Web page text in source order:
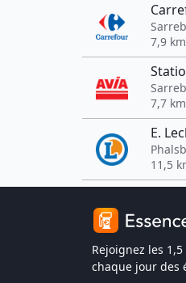
7,9 km
7,7 km
E.
11,5
Rejoignez les
chaque jour des